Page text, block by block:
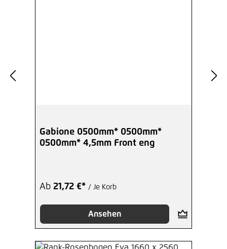
Gabione 0500mm* 0500mm*
0500mm* 4,5mm Front eng
Ab 21,72 €* / Je Korb
Ansehen